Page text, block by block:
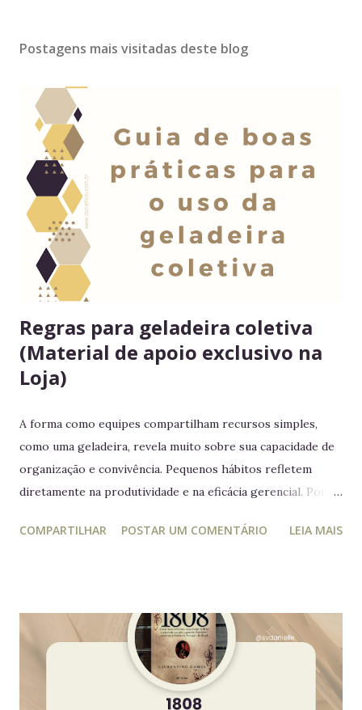
Postagens mais visitadas deste blog
Regras para geladeira coletiva
(Material de apoio exclusivo na
Loja)
A forma como equipes compartilham recursos simples,
como uma geladeira, revela muito sobre sua capacidade de
organização e convivência. Pequenos hábitos refletem
diretamente na produtividade e na eficácia gerencial. Por
da educação estratégica e gerencial : respeito ao espaço
convivência e evita conflitos desnecessários. 2. Organize
seus alimentos em um único espaço Facilita o controle da
validade e mantém a geladeira práticas para todos. 3.
Consuma apenas o que é seu Evita mal-entendidos e
COMPARTILHAR POSTAR UM COMENTÁRIO LEIA MAIS